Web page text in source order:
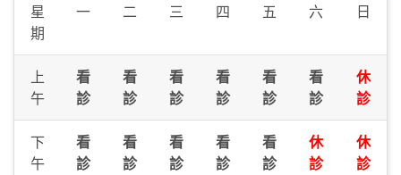
星
期
一 二 三 四 五 六 日
上
午
看
診
看
診
看
診
看
診
看
診
看
診
休
診
下
午
看
診
看
診
看
診
看
診
看
診
休
診
休
診